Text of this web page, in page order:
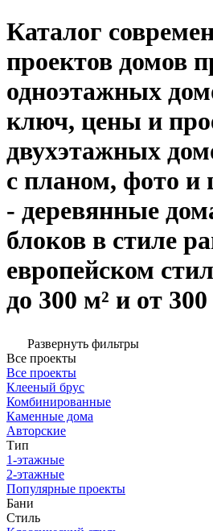
Каталог
проектов домов
одноэтажных
ключ, цены и
двухэтажных
с планом, фото и
- деревянные
блоков в стиле
европейском
до 300 м² и от 300
Развернуть фильтры
Все проекты
Все проекты
Клееный брус
Комбинированные
Каменные дома
Авторские
Тип
1-этажные
2-этажные
Популярные проекты
Бани
Стиль